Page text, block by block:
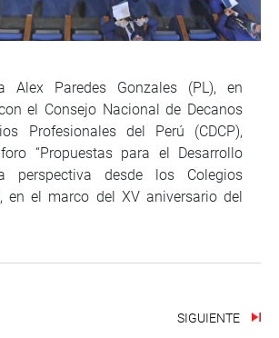
Alex Paredes Gonzales (PL), en
el Consejo Nacional de Decanos
Profesionales del Perú (CDCP),
“Propuestas para el Desarrollo
perspectiva desde los Colegios
en el marco del XV aniversario del
SIGUIENTE